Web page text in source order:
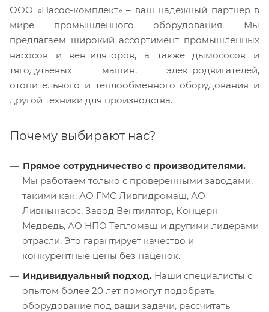
ООО «Насос-комплект» – ваш надежный партнер в
мире промышленного оборудования. Мы
предлагаем широкий ассортимент промышленных
насосов и вентиляторов, а также дымососов и
тягодутьевых машин, электродвигателей,
отопительного и теплообменного оборудования и
другой техники для производства.
Почему выбирают нас?
Прямое сотрудничество с производителями.
Мы работаем только с проверенными заводами,
такими как: АО ГМС Ливгидромаш, АО
Ливнынасос, Завод Вентилятор, Концерн
Медведь, АО НПО Тепломаш и другими лидерами
отрасли. Это гарантирует качество и
конкурентные цены без наценок.
Индивидуальный подход. Наши специалисты с
опытом более 20 лет помогут подобрать
оборудование под ваши задачи, рассчитать